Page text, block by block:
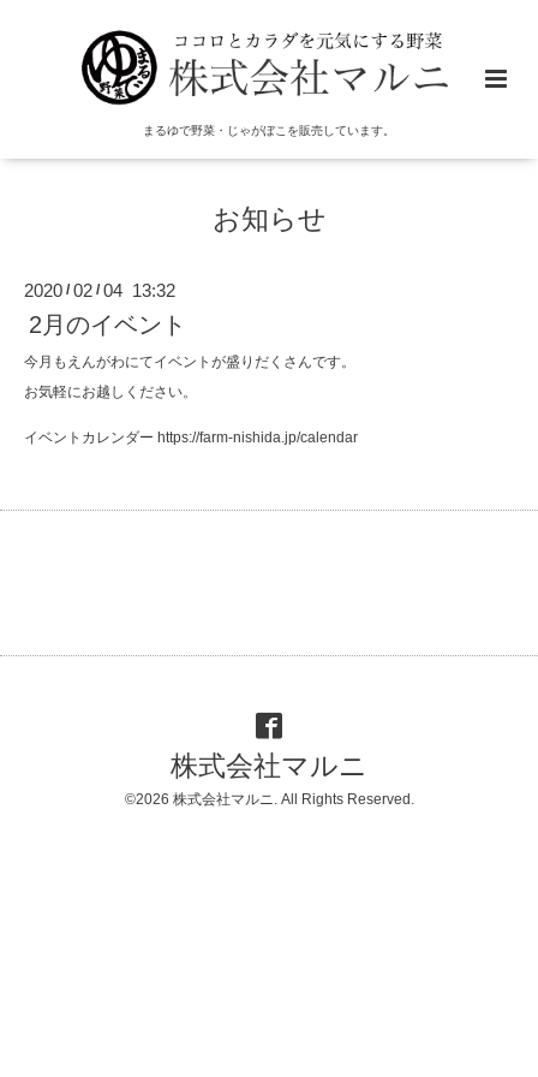
まるゆで野菜・じゃがぼこを販売しています。
お知らせ
2020 /02 /04 13:32
2月のイベント
今月もえんがわにてイベントが盛りだくさんです。
お気軽にお越しください。
イベントカレンダー https://farm-nishida.jp/calendar
株式会社マルニ
©2026 株式会社マルニ. All Rights Reserved.